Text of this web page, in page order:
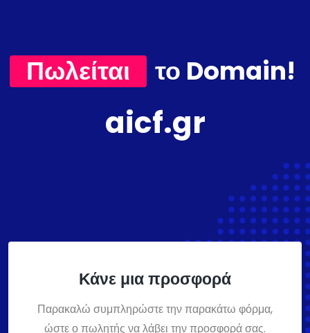
Πωλείται το Domain!
aicf.gr
Κάνε μια προσφορά
Παρακαλώ συμπληρώστε την παρακάτω φόρμα,
ώστε ο πωλητής να λάβει την προσφορά σας.